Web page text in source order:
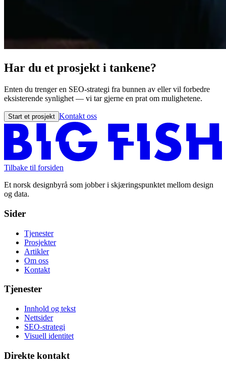
Har du et prosjekt i tankene?
Enten du trenger en SEO-strategi fra bunnen av eller vil forbedre
eksisterende synlighet — vi tar gjerne en prat om mulighetene.
Start et prosjekt Kontakt oss
Tilbake til forsiden
Et norsk designbyrå som jobber i skjæringspunktet mellom design
og data.
Sider
Tjenester
Prosjekter
Artikler
Om oss
Kontakt
Tjenester
Innhold og tekst
Nettsider
SEO-strategi
Visuell identitet
Direkte kontakt